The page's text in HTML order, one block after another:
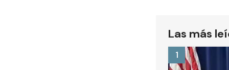
Las más
1